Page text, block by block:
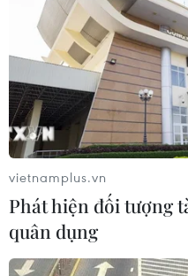
20/07/2026 10:02
CƠ QUAN CHỦ QUẢN: THÔNG TẤN
Tổng Biên tập: TRẦN
vietnamplus.vn
Phát hiện đối tượng
quân dụng